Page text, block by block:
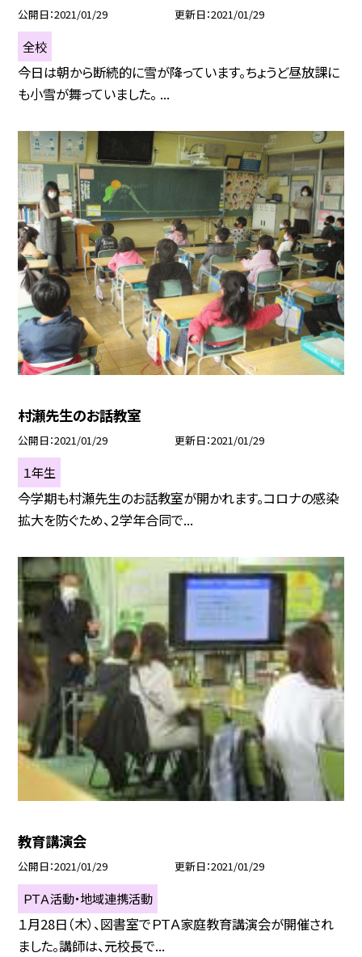
公開日 2021/01/29 更新日 2021/01/29
全校
今日は朝から断続的に雪が降っています。ちょうど昼放課に
も小雪が舞っていました。 ...
村瀬先生のお話教室
公開日 2021/01/29 更新日 2021/01/29
１年生
今学期も村瀬先生のお話教室が開かれます。コロナの感染
拡大を防ぐため、２学年合同で...
教育講演会
公開日 2021/01/29 更新日 2021/01/29
ＰＴＡ活動・地域連携活動
１月28日（木）、図書室でＰＴＡ家庭教育講演会が開催され
ました。講師は、元校長で...